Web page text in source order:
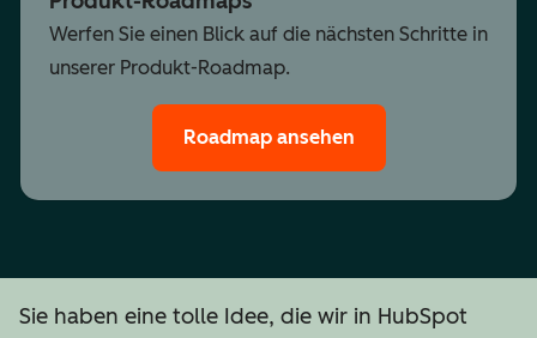
Werfen Sie einen Blick auf die nächsten Schritte in
unserer Produkt-Roadmap.
Roadmap ansehen
Sie haben eine tolle Idee, die wir in HubSpot